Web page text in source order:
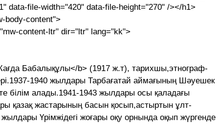
data-file-width="420" data-file-height="270" /></h1>
body-content">
content-ltr" dir="ltr" lang="kk">
Бабалықұлы</b> (1917 ж.т), тарихшы,этнограф-
1940 жылдары Тарбағатай аймағының Шәуешек
білім алады.1941-1943 жылдары осы қаладағы
қазақ жастарының басын қосып,астыртын ұлт-
Үрімжідегі жоғары оқу орнында оқып жүргенде